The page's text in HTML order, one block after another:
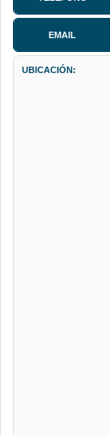
EMAIL
UBICACIÓN: